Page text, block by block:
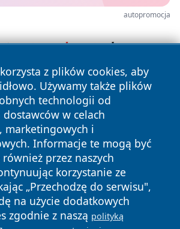
autopromocja
z plików cookies, aby
Używamy także plików
technologii od
w celach
marketingowych i
Informacje te mogą być
przez naszych
korzystanie ze
„Przechodzę do serwisu",
na użycie dodatkowych
zgodnie z naszą polityką
Wszystkie prawa zastrzeżone.
Polityka
Prywatności
Polityka
Cookies